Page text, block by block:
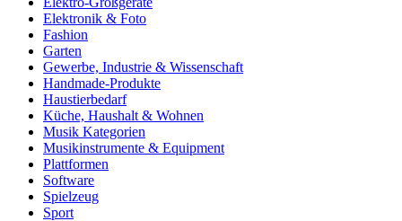
Elektronik & Foto
Fashion
Garten
Gewerbe, Industrie & Wissenschaft
Handmade-Produkte
Haustierbedarf
Küche, Haushalt & Wohnen
Musik Kategorien
Musikinstrumente & Equipment
Plattformen
Software
Spielzeug
Sport